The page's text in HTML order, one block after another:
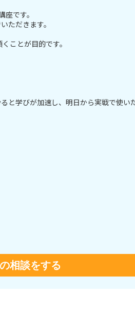
です。
ただきます。
ことが目的です。
と学びが加速し、明日から実戦で使い
相談をする